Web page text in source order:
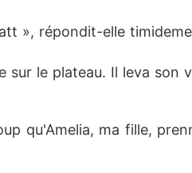
», répondit-elle
le plateau. Il leva
qu'Amelia, ma fille,